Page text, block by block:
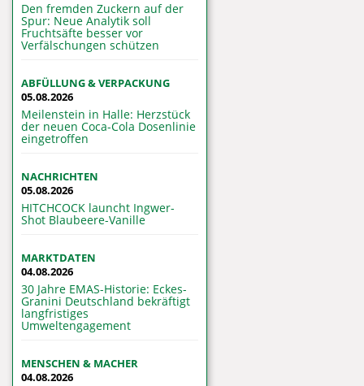
Den fremden Zuckern auf der
Spur: Neue Analytik soll
Fruchtsäfte besser vor
Verfälschungen schützen
ABFÜLLUNG & VERPACKUNG
05.08.2026
Meilenstein in Halle: Herzstück
der neuen Coca-Cola Dosenlinie
eingetroffen
NACHRICHTEN
05.08.2026
HITCHCOCK launcht Ingwer-
Shot Blaubeere-Vanille
MARKTDATEN
04.08.2026
30 Jahre EMAS-Historie: Eckes-
Granini Deutschland bekräftigt
langfristiges
Umweltengagement
MENSCHEN & MACHER
04.08.2026